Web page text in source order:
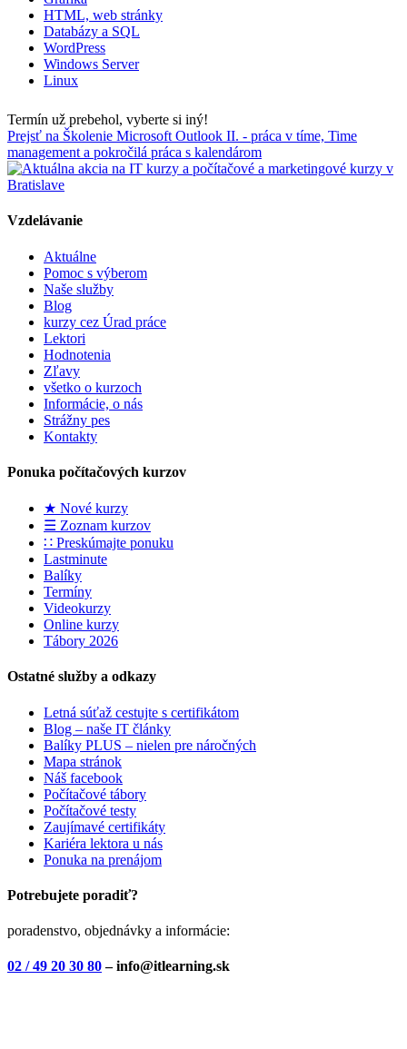
HTML, web stránky
Databázy a SQL
WordPress
Windows Server
Linux
Termín už prebehol, vyberte si iný!
Prejsť na Školenie Microsoft Outlook II. - práca v tíme, Time
management a pokročilá práca s kalendárom
Vzdelávanie
Aktuálne
Pomoc s výberom
Naše služby
Blog
kurzy cez Úrad práce
Lektori
Hodnotenia
Zľavy
všetko o kurzoch
Informácie, o nás
Strážny pes
Kontakty
Ponuka počítačových kurzov
★ Nové kurzy
☰ Zoznam kurzov
∷ Preskúmajte ponuku
Lastminute
Balíky
Termíny
Videokurzy
Online kurzy
Tábory 2026
Ostatné služby a odkazy
Letná súťaž cestujte s certifikátom
Blog – naše IT články
Balíky PLUS – nielen pre náročných
Mapa stránok
Náš facebook
Počítačové tábory
Počítačové testy
Zaujímavé certifikáty
Kariéra lektora u nás
Ponuka na prenájom
Potrebujete poradiť?
poradenstvo, objednávky a informácie:
02 / 49 20 30 80– info@itlearning.sk